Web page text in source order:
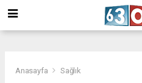
Anasayfa Sağlık